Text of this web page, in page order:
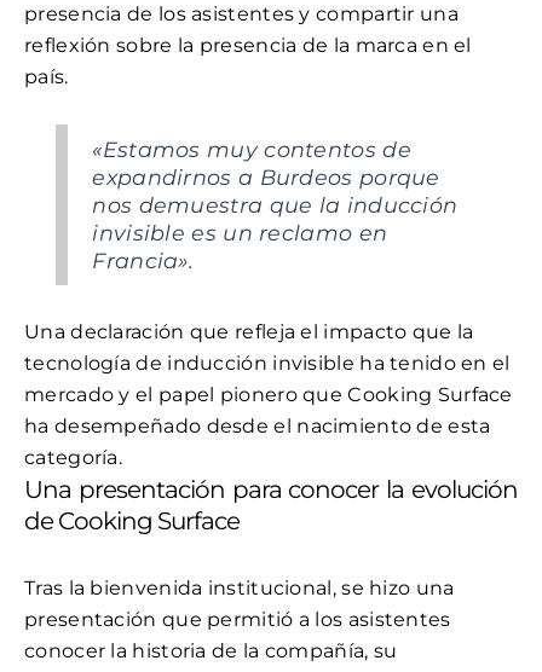
presencia de los asistentes y compartir una
reflexión sobre la presencia de la marca en el
país.
«Estamos muy contentos de
expandirnos a Burdeos porque
nos demuestra que la inducción
invisible es un reclamo en
Francia».
Una declaración que refleja el impacto que la
tecnología de inducción invisible ha tenido en el
mercado y el papel pionero que Cooking Surface
ha desempeñado desde el nacimiento de esta
categoría.
Una presentación para conocer la evolución
de Cooking Surface
Tras la bienvenida institucional, se hizo una
presentación que permitió a los asistentes
conocer la historia de la compañía, su